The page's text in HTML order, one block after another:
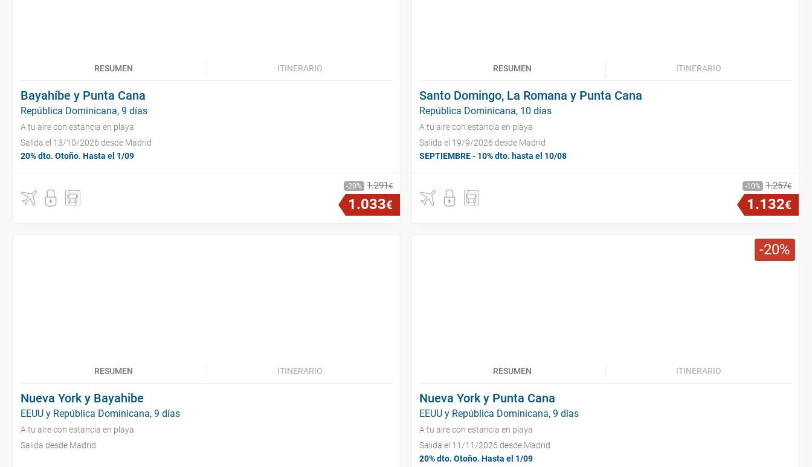
RESUMEN ITINERARIO
Bayahíbe y Punta Cana
República Dominicana, 9 días
A tu aire con estancia en playa
Salida el 13/10/2026 desde Madrid
20% dto. Otoño. Hasta el 1/09
20 1.291€
1.033€
RESUMEN ITINERARIO
Santo Domingo, La Romana y Punta Cana
República Dominicana, 10 días
A tu aire con estancia en playa
Salida el 19/9/2026 desde Madrid
SEPTIEMBRE - 10% dto. hasta el 10/08
10 1.257€
1.132€
RESUMEN ITINERARIO
Nueva York y Bayahibe
EEUU y República Dominicana, 9 días
A tu aire con estancia en playa
Salida desde Madrid
20
RESUMEN ITINERARIO
Nueva York y Punta Cana
EEUU y República Dominicana, 9 días
A tu aire con estancia en playa
Salida el 11/11/2026 desde Madrid
20% dto. Otoño. Hasta el 1/09